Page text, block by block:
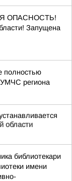
ОПАСНОСТЬ!
Запущена
полностью
региона
области
библиотекари
имени